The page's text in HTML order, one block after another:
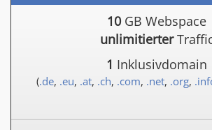
10 GB Webspace
unlimitierter
1 Inklusivdomain
(.de, .eu, .at, .ch, .com, .net, .org,